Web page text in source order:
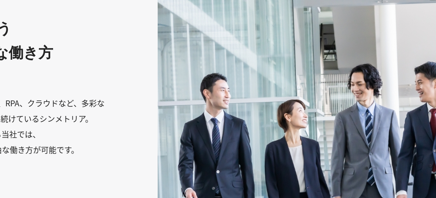
働き方
、クラウドなど、多彩な
けているシンメトリア。
社では、
働き方が可能です。